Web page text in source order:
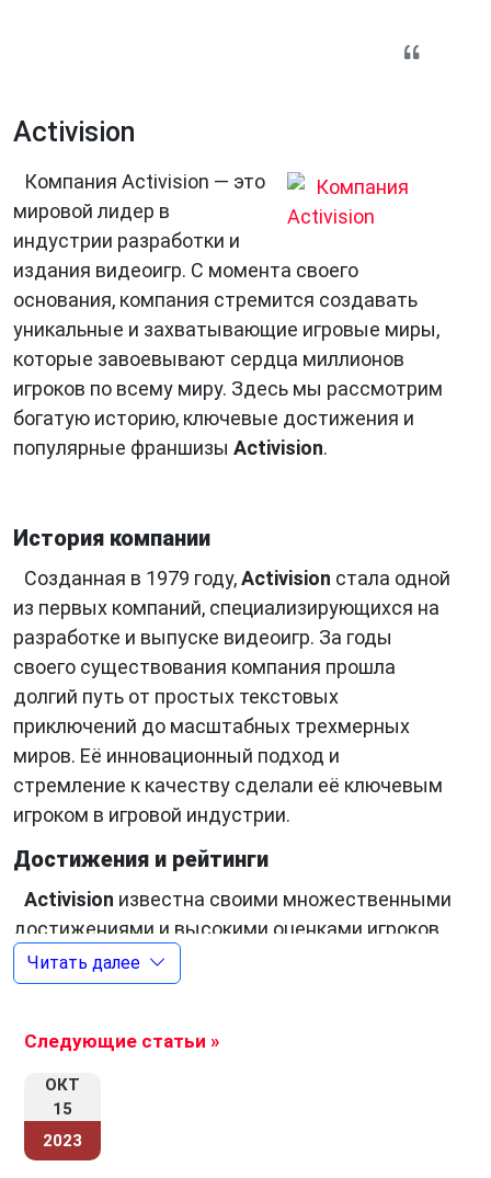
Activision
Компания Activision — это
мировой лидер в
индустрии разработки и
издания видеоигр. С момента своего
основания, компания стремится создавать
уникальные и захватывающие игровые миры,
которые завоевывают сердца миллионов
игроков по всему миру. Здесь мы рассмотрим
богатую историю, ключевые достижения и
популярные франшизы Activision.
История компании
Созданная в 1979 году,Activision стала одной
из первых компаний, специализирующихся на
разработке и выпуске видеоигр. За годы
своего существования компания прошла
долгий путь от простых текстовых
приключений до масштабных трехмерных
миров. Её инновационный подход и
стремление к качеству сделали её ключевым
игроком в игровой индустрии.
Достижения и рейтинги
Activision известна своими множественными
достижениями и высокими оценками игроков
и критиков. Многие из их игр стали
бестселлерами и получили престижные
захватывающий сюжет и высокий уровень
геймплея.
Популярные франшизы
Компания
Читать далее
Следующие статьи »
ОКТ
15
2023